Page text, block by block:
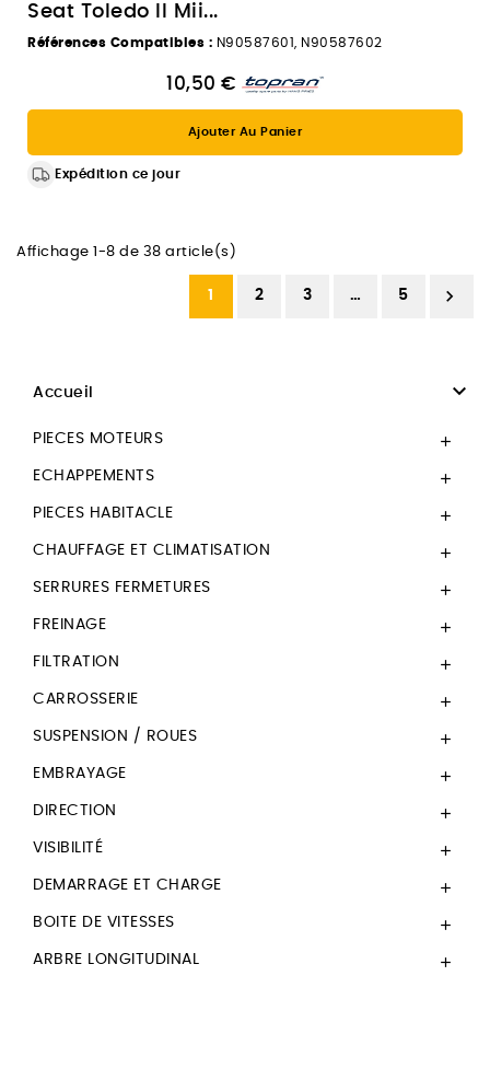
Seat Toledo II Mii...
Références Compatibles : N90587601, N90587602
10,50 €
Ajouter Au Panier
Expédition ce jour
Affichage 1-8 de 38 article(s)
1 2 3 … 5 
Accueil 
PIECES MOTEURS 
ECHAPPEMENTS 
PIECES HABITACLE 
CHAUFFAGE ET CLIMATISATION 
SERRURES FERMETURES 
FREINAGE 
FILTRATION 
CARROSSERIE 
SUSPENSION / ROUES 
EMBRAYAGE 
DIRECTION 
VISIBILITÉ 
DEMARRAGE ET CHARGE 
BOITE DE VITESSES 
ARBRE LONGITUDINAL 